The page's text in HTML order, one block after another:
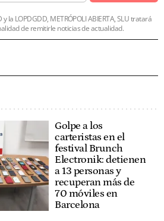
la LOPDGDD, METRÓPOLI ABIERTA, SLU tratará
de remitirle noticias de actualidad.
Golpe a los
carteristas en el
festival Brunch
Electronik: detienen
a 13 personas y
recuperan más de
70 móviles en
Barcelona